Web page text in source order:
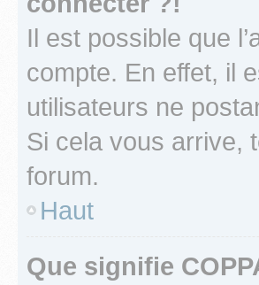
Il est possible que
compte. En effet, il
utilisateurs ne
Si cela vous arrive,
forum.
Haut
Que signifie